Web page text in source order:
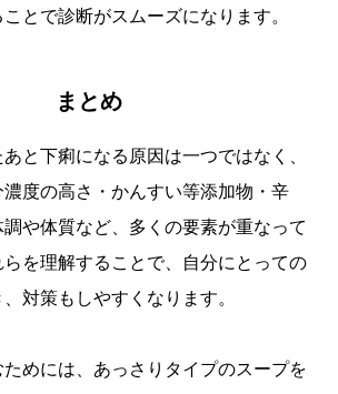
とで診断がスムーズになります。
まとめ
と下痢になる原因は一つではなく、
濃度の高さ・かんすい等添加物・辛
や体質など、多くの要素が重なって
を理解することで、自分にとっての
対策もしやすくなります。
めには、あっさりタイプのスープを